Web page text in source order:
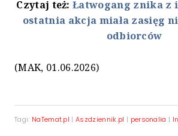
Czytaj też:Łatwogang znika z
ostatnia akcja miała zasięg
odbiorców
(MAK, 01.06.2026)
Tagi: NaTemat.pl |Aszdziennik.pl | personalia |